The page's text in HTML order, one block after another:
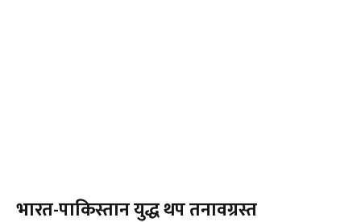
भारत-पाकिस्तान युद्ध थप तनावग्रस्त